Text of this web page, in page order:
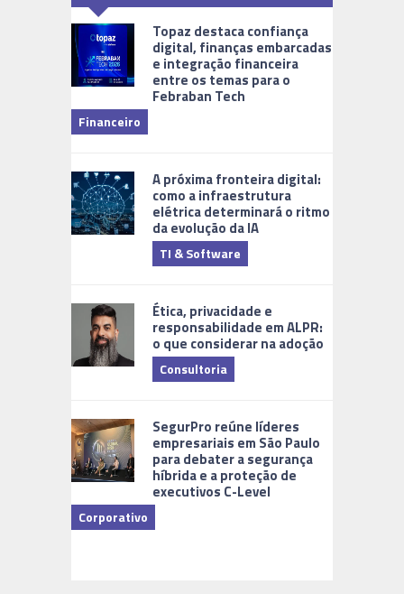
Topaz destaca confiança
digital, finanças embarcadas
e integração financeira
entre os temas para o
Febraban Tech
Financeiro
A próxima fronteira digital:
como a infraestrutura
elétrica determinará o ritmo
da evolução da IA
TI & Software
Ética, privacidade e
responsabilidade em ALPR:
o que considerar na adoção
Consultoria
SegurPro reúne líderes
empresariais em São Paulo
para debater a segurança
híbrida e a proteção de
executivos C-Level
Corporativo